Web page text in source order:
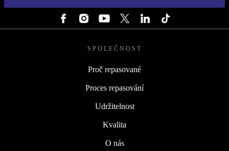
SPOLEČNOST
Proč repasované
Proces repasování
Udržitelnost
Kvalita
O nás